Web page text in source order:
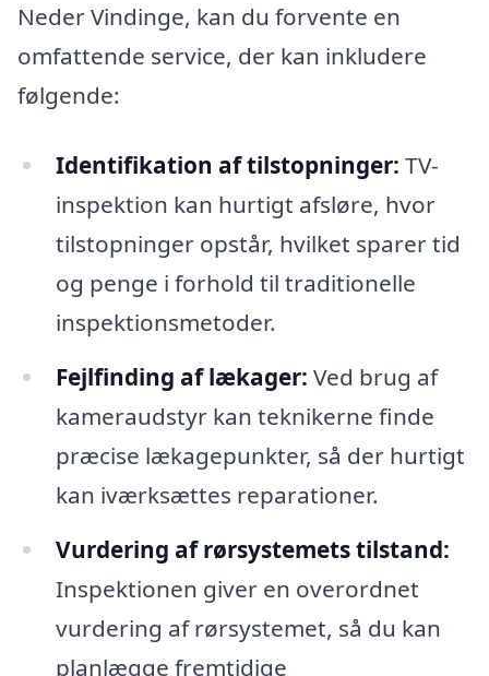
Neder Vindinge, kan du forvente en
omfattende service, der kan inkludere
følgende:
Identifikation af tilstopninger: TV-
inspektion kan hurtigt afsløre, hvor
tilstopninger opstår, hvilket sparer tid
og penge i forhold til traditionelle
inspektionsmetoder.
Fejlfinding af lækager: Ved brug af
kameraudstyr kan teknikerne finde
præcise lækagepunkter, så der hurtigt
kan iværksættes reparationer.
Vurdering af rørsystemets tilstand:
Inspektionen giver en overordnet
vurdering af rørsystemet, så du kan
planlægge fremtidige